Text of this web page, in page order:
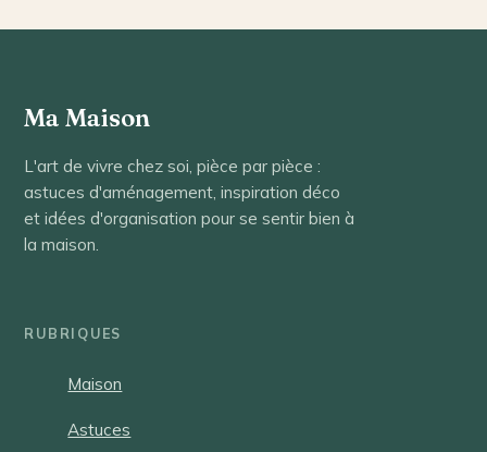
Ma Maison
L'art de vivre chez soi, pièce par pièce :
astuces d'aménagement, inspiration déco
et idées d'organisation pour se sentir bien à
la maison.
RUBRIQUES
Maison
Astuces